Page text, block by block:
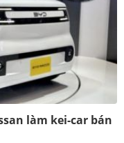
làm kei-car bán